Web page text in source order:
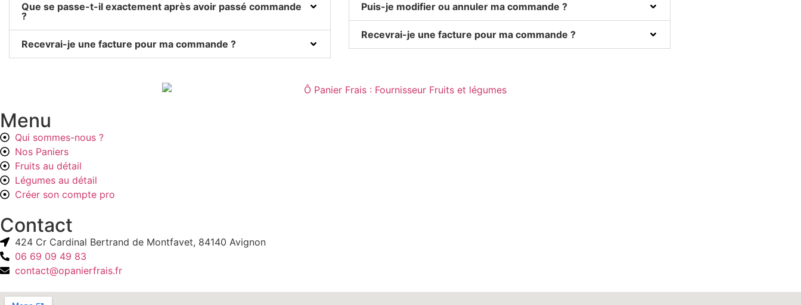
Que se passe-t-il exactement après avoir passé commande
?
Recevrai-je une facture pour ma commande ?
Puis-je modifier ou annuler ma commande ?
Recevrai-je une facture pour ma commande ?
Menu
Qui sommes-nous ?
Nos Paniers
Fruits au détail
Légumes au détail
Créer son compte pro
Contact
424 Cr Cardinal Bertrand de Montfavet, 84140 Avignon
06 69 09 49 83
contact@opanierfrais.fr